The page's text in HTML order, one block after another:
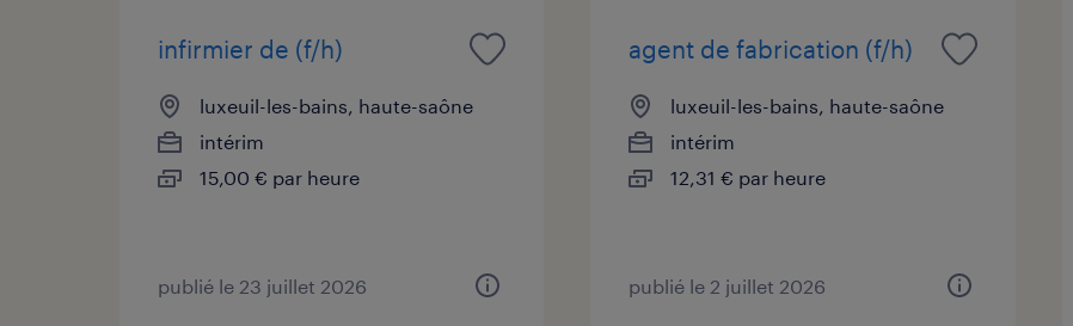
infirmier de (f/h)
luxeuil-les-bains, haute-saône
intérim
15,00 € par heure
publié le 23 juillet 2026
agent de fabrication (f/h)
luxeuil-les-bains, haute-saône
intérim
12,31 € par heure
publié le 2 juillet 2026